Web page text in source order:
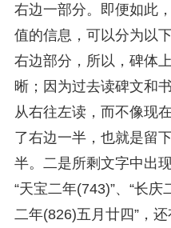
右边一部分。即便如此
值的信息，可以分为以
右边部分，所以，碑体
晰；因为过去读碑文和
从右往左读，而不像现
了右边一半，也就是留
半。二是所剩文字中出
“天宝二年(743)”、“长
二年(826)五月廿四”，